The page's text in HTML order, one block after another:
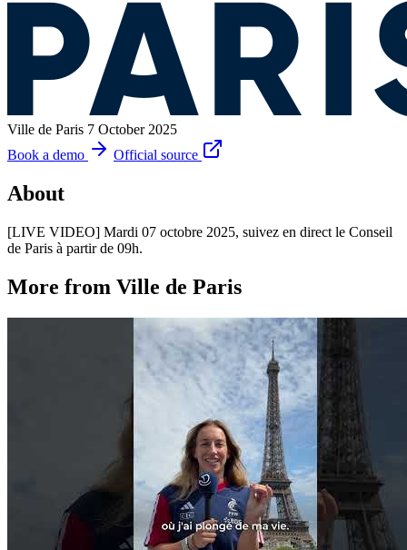
Ville de Paris 7 October 2025
Book a demo
Official source
About
[LIVE VIDEO] Mardi 07 octobre 2025, suivez en direct le Conseil
de Paris à partir de 09h.
More from Ville de Paris